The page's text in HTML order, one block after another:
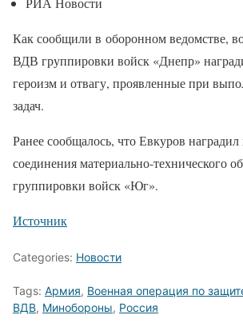
Как сообщили в оборонном ведомстве,
ВДВ группировки войск «Днепр»
героизм и отвагу, проявленные при
задач.
Ранее сообщалось, что Евкуров
соединения материально-технического
группировки войск «Юг».
Источник
Categories: Новости
Tags: Армия, Военная операция по
ВДВ, Минобороны, Россия